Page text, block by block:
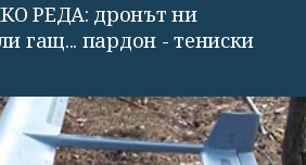
РЕДА: дронът ни
гащ... пардон - тениски